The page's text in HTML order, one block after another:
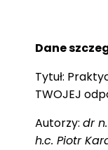
Dane
Tytuł:
TWOJEJ
Autorzy: dr
h.c. Piotr